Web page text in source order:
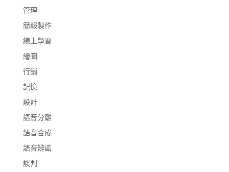
管理
簡報製作
線上學習
繪圖
行銷
記憶
設計
語音分離
語音合成
語音辨識
談判